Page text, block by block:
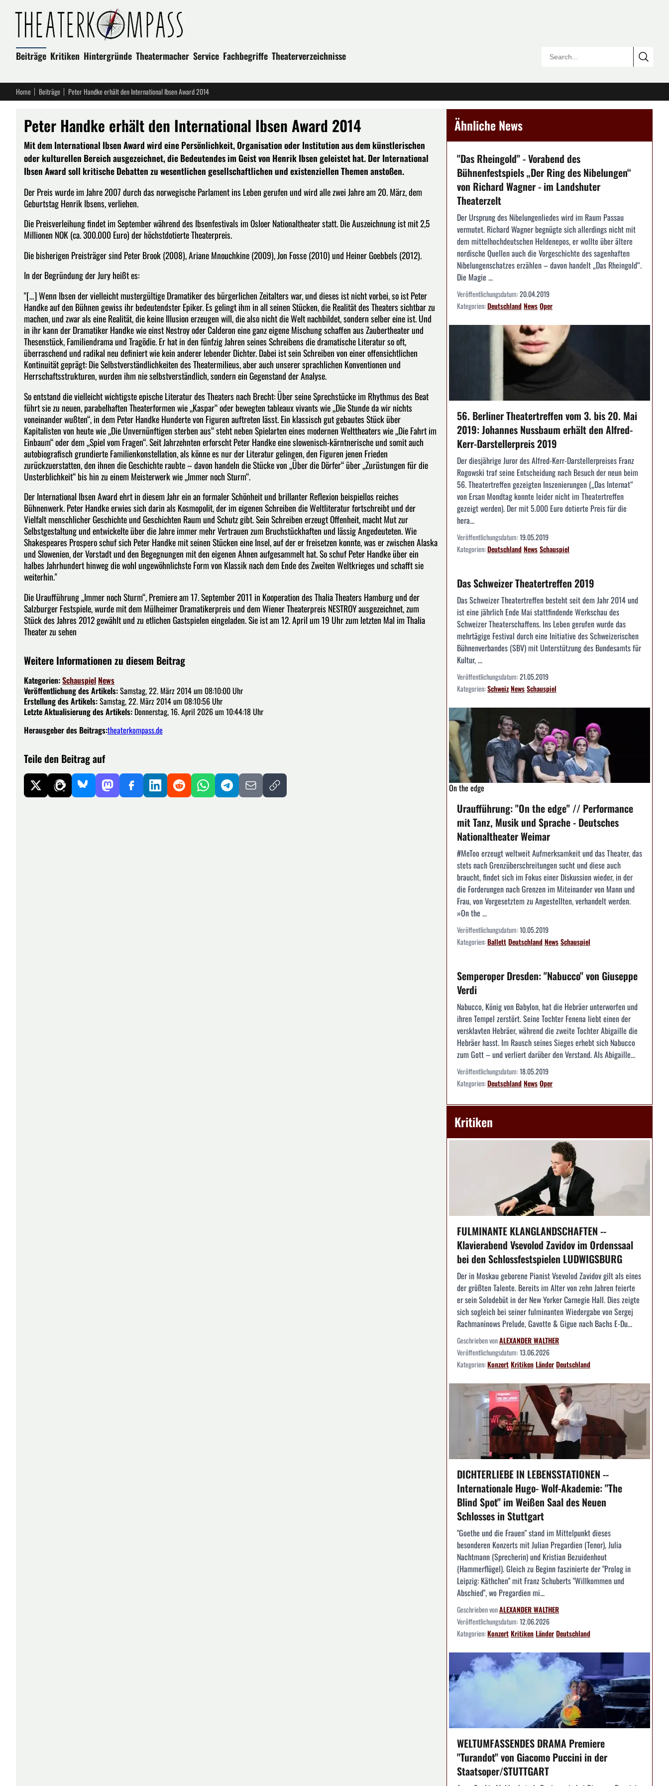
Beiträge Kritiken Hintergründe Theatermacher Service Fachbegriffe Theaterverzeichnisse
Home Beiträge Peter Handke erhält den International Ibsen Award 2014
Peter Handke erhält den International Ibsen Award 2014
Mit dem International Ibsen Award wird eine Persönlichkeit, Organisation oder Institution aus dem künstlerischen
oder kulturellen Bereich ausgezeichnet, die Bedeutendes im Geist von Henrik Ibsen geleistet hat. Der International
Ibsen Award soll kritische Debatten zu wesentlichen gesellschaftlichen und existenziellen Themen anstoßen.
Der Preis wurde im Jahre 2007 durch das norwegische Parlament ins Leben gerufen und wird alle zwei Jahre am 20. März, dem
Geburtstag Henrik Ibsens, verliehen.
Die Preisverleihung findet im September während des Ibsenfestivals im Osloer Nationaltheater statt. Die Auszeichnung ist mit 2,5
Millionen NOK (ca. 300.000 Euro) der höchstdotierte Theaterpreis.
Die bisherigen Preisträger sind Peter Brook (2008), Ariane Mnouchkine (2009), Jon Fosse (2010) und Heiner Goebbels (2012).
In der Begründung der Jury heißt es:
"[…] Wenn Ibsen der vielleicht mustergültige Dramatiker des bürgerlichen Zeitalters war, und dieses ist nicht vorbei, so ist Peter
Handke auf den Bühnen gewiss ihr bedeutendster Epiker. Es gelingt ihm in all seinen Stücken, die Realität des Theaters sichtbar zu
machen, und zwar als eine Realität, die keine Illusion erzeugen will, die also nicht die Welt nachbildet, sondern selber eine ist. Und
in ihr kann der Dramatiker Handke wie einst Nestroy oder Calderon eine ganz eigene Mischung schaffen aus Zaubertheater und
Thesenstück, Familiendrama und Tragödie. Er hat in den fünfzig Jahren seines Schreibens die dramatische Literatur so oft,
überraschend und radikal neu definiert wie kein anderer lebender Dichter. Dabei ist sein Schreiben von einer offensichtlichen
Kontinuität geprägt: Die Selbstverständlichkeiten des Theatermilieus, aber auch unserer sprachlichen Konventionen und
Herrschaftsstrukturen, wurden ihm nie selbstverständlich, sondern ein Gegenstand der Analyse.
So entstand die vielleicht wichtigste epische Literatur des Theaters nach Brecht: Über seine Sprechstücke im Rhythmus des Beat
führt sie zu neuen, parabelhaften Theaterformen wie „Kaspar“ oder bewegten tableaux vivants wie „Die Stunde da wir nichts
voneinander wußten“, in dem Peter Handke Hunderte von Figuren auftreten lässt. Ein klassisch gut gebautes Stück über
Kapitalisten von heute wie „Die Unvernünftigen sterben aus“ steht neben Spielarten eines modernen Welttheaters wie „Die Fahrt im
Einbaum“ oder dem „Spiel vom Fragen“. Seit Jahrzehnten erforscht Peter Handke eine slowenisch-kärntnerische und somit auch
autobiografisch grundierte Familienkonstellation, als könne es nur der Literatur gelingen, den Figuren jenen Frieden
zurückzuerstatten, den ihnen die Geschichte raubte – davon handeln die Stücke von „Über die Dörfer“ über „Zurüstungen für die
Unsterblichkeit“ bis hin zu einem Meisterwerk wie „Immer noch Sturm“.
Der International Ibsen Award ehrt in diesem Jahr ein an formaler Schönheit und brillanter Reflexion beispiellos reiches
Bühnenwerk. Peter Handke erwies sich darin als Kosmopolit, der im eigenen Schreiben die Weltliteratur fortschreibt und der
Vielfalt menschlicher Geschichte und Geschichten Raum und Schutz gibt. Sein Schreiben erzeugt Offenheit, macht Mut zur
Selbstgestaltung und entwickelte über die Jahre immer mehr Vertrauen zum Bruchstückhaften und lässig Angedeuteten. Wie
Shakespeares Prospero schuf sich Peter Handke mit seinen Stücken eine Insel, auf der er freisetzen konnte, was er zwischen Alaska
und Slowenien, der Vorstadt und den Begegnungen mit den eigenen Ahnen aufgesammelt hat. So schuf Peter Handke über ein
halbes Jahrhundert hinweg die wohl ungewöhnlichste Form von Klassik nach dem Ende des Zweiten Weltkrieges und schafft sie
weiterhin."
Die Uraufführung „Immer noch Sturm“, Premiere am 17. September 2011 in Kooperation des Thalia Theaters Hamburg und der
Salzburger Festspiele, wurde mit dem Mülheimer Dramatikerpreis und dem Wiener Theaterpreis NESTROY ausgezeichnet, zum
Stück des Jahres 2012 gewählt und zu etlichen Gastspielen eingeladen. Sie ist am 12. April um 19 Uhr zum letzten Mal im Thalia
Theater zu sehen
Weitere Informationen zu diesem Beitrag
Kategorien:Schauspiel News
Veröffentlichung des Artikels:Samstag, 22. März 2014 um 08:10:00 Uhr
Erstellung des Artikels:Samstag, 22. März 2014 um 08:10:56 Uhr
Letzte Aktualisierung des Artikels: Donnerstag, 16. April 2026 um 10:44:18 Uhr
Herausgeber des Beitrags:theaterkompass.de
Teile den Beitrag auf
Ähnliche News
"Das Rheingold" - Vorabend des
Bühnenfestspiels „Der Ring des Nibelungen“
von Richard Wagner - im Landshuter
Theaterzelt
Der Ursprung des Nibelungenliedes wird im Raum Passau
vermutet. Richard Wagner begnügte sich allerdings nicht mit
dem mittelhochdeutschen Heldenepos, er wollte über ältere
nordische Quellen auch die Vorgeschichte des sagenhaften
Nibelungenschatzes erzählen – davon handelt „Das Rheingold“.
Die Magie ...
Veröffentlichungsdatum:20.04.2019
Kategorien:DeutschlandNewsOper
56. Berliner Theatertreffen vom 3. bis 20. Mai
2019: Johannes Nussbaum erhält den Alfred-
Kerr-Darstellerpreis 2019
Der diesjährige Juror des Alfred-Kerr-Darstellerpreises Franz
Rogowski traf seine Entscheidung nach Besuch der neun beim
56. Theatertreffen gezeigten Inszenierungen („Das Internat“
von Ersan Mondtag konnte leider nicht im Theatertreffen
gezeigt werden). Der mit 5.000 Euro dotierte Preis für die
hera...
Veröffentlichungsdatum:19.05.2019
Kategorien:DeutschlandNewsSchauspiel
Das Schweizer Theatertreffen 2019
Das Schweizer Theatertreffen besteht seit dem Jahr 2014 und
ist eine jährlich Ende Mai stattfindende Werkschau des
Schweizer Theaterschaffens. Ins Leben gerufen wurde das
mehrtägige Festival durch eine Initiative des Schweizerischen
Bühnenverbandes (SBV) mit Unterstützung des Bundesamts für
Kultur, ...
Veröffentlichungsdatum:21.05.2019
Kategorien:SchweizNewsSchauspiel
On the edge
Uraufführung: "On the edge" // Performance
mit Tanz, Musik und Sprache - Deutsches
Nationaltheater Weimar
#MeToo erzeugt weltweit Aufmerksamkeit und das Theater, das
stets nach Grenzüberschreitungen sucht und diese auch
braucht, findet sich im Fokus einer Diskussion wieder, in der
die Forderungen nach Grenzen im Miteinander von Mann und
Frau, von Vorgesetztem zu Angestellten, verhandelt werden.
»On the ...
Veröffentlichungsdatum:10.05.2019
Kategorien:BallettDeutschlandNewsSchauspiel
Semperoper Dresden: "Nabucco" von Giuseppe
Verdi
Nabucco, König von Babylon, hat die Hebräer unterworfen und
ihren Tempel zerstört. Seine Tochter Fenena liebt einen der
versklavten Hebräer, während die zweite Tochter Abigaille die
Hebräer hasst. Im Rausch seines Sieges erhebt sich Nabucco
zum Gott – und verliert darüber den Verstand. Als Abigaille...
Veröffentlichungsdatum:18.05.2019
Kategorien:DeutschlandNewsOper
Kritiken
FULMINANTE KLANGLANDSCHAFTEN --
Klavierabend Vsevolod Zavidov im Ordenssaal
bei den Schlossfestspielen LUDWIGSBURG
Der in Moskau geborene Pianist Vsevolod Zavidov gilt als eines
der größten Talente. Bereits im Alter von zehn Jahren feierte
er sein Solodebüt in der New Yorker Carnegie Hall. Dies zeigte
sich sogleich bei seiner fulminanten Wiedergabe von Sergej
Rachmaninows Prelude, Gavotte & Gigue nach Bachs E-Du...
Geschrieben vonALEXANDER WALTHER
Veröffentlichungsdatum:13.06.2026
Kategorien:KonzertKritikenLänderDeutschland
DICHTERLIEBE IN LEBENSSTATIONEN --
Internationale Hugo- Wolf-Akademie: "The
Blind Spot" im Weißen Saal des Neuen
Schlosses in Stuttgart
"Goethe und die Frauen" stand im Mittelpunkt dieses
besonderen Konzerts mit Julian Pregardien (Tenor), Julia
Nachtmann (Sprecherin) und Kristian Bezuidenhout
(Hammerflügel). Gleich zu Beginn faszinierte der "Prolog in
Leipzig: Käthchen" mit Franz Schuberts "Willkommen und
Abschied", wo Pregardien mi...
Geschrieben vonALEXANDER WALTHER
Veröffentlichungsdatum:12.06.2026
Kategorien:KonzertKritikenLänderDeutschland
WELTUMFASSENDES DRAMA Premiere
"Turandot" von Giacomo Puccini in der
Staatsoper/STUTTGART